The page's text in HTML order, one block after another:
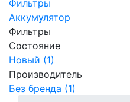
Фильтры
Аккумулятор
Фильтры
Состояние
Новый (1)
Производитель
Без бренда (1)